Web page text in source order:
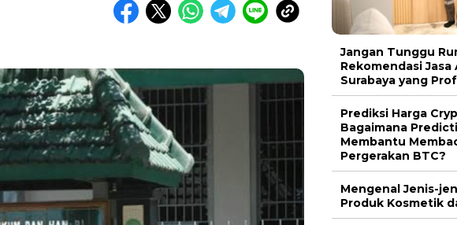
Jangan Tunggu
Rekomendasi Jasa
Surabaya yang
Prediksi Harga
Bagaimana
Membantu
Pergerakan BTC?
Mengenal Jenis-
Produk Kosmetik